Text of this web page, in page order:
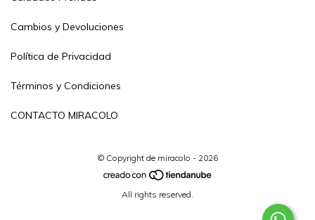
Cambios y Devoluciones
Política de Privacidad
Términos y Condiciones
CONTACTO MIRACOLO
© Copyright de miracolo - 2026
All rights reserved.